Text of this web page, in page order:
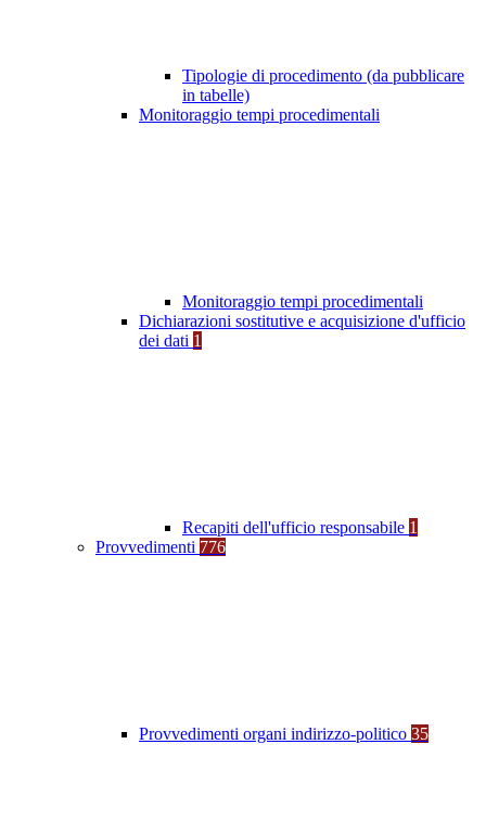
Tipologie di procedimento (da pubblicare
in tabelle)
Monitoraggio tempi procedimentali
Monitoraggio tempi procedimentali
Dichiarazioni sostitutive e acquisizione d'ufficio
dei dati 1
Recapiti dell'ufficio responsabile 1
Provvedimenti 776
Provvedimenti organi indirizzo-politico 35